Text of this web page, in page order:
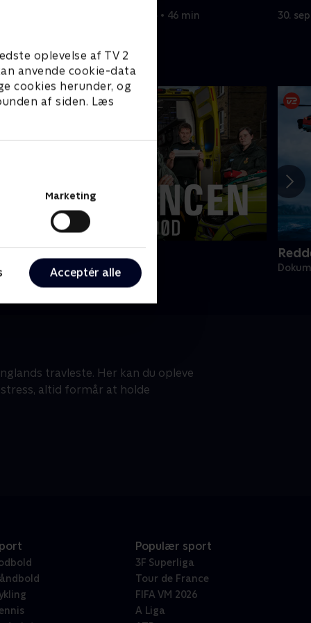
oplevelse af TV 2
anvende cookie-data
cookies herunder, og
af siden. Læs
Marketing
Acceptér alle
29. september 2025 • 46 min
efter
30.
• 2 sæsoner
travleste. Her kan du opleve
altid formår at holde
Populær sport
3F Superliga
Tour de France
FIFA VM 2026
A Liga